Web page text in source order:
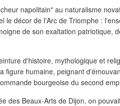
napolitain" au naturalisme
le décor de l'Arc de Triomphe :
de son exaltation patriotique,
d'histoire, mythologique et
figure humaine, peignant
bourgeoise du second
des Beaux-Arts de Dijon, on